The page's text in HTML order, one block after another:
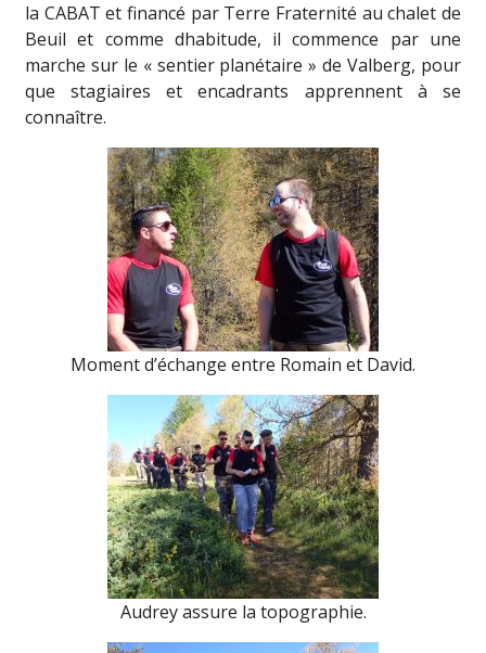
la CABAT et financé par Terre Fraternité au chalet de
Beuil et comme dhabitude, il commence par une
marche sur le « sentier planétaire » de Valberg, pour
que stagiaires et encadrants apprennent à se
connaître.
Moment d’échange entre Romain et David.
Audrey assure la topographie.